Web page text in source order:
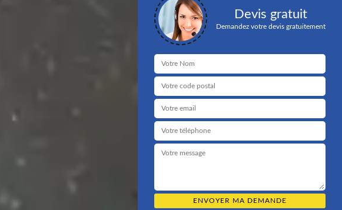
Devis gratuit
Demandez votre devis gratuitement